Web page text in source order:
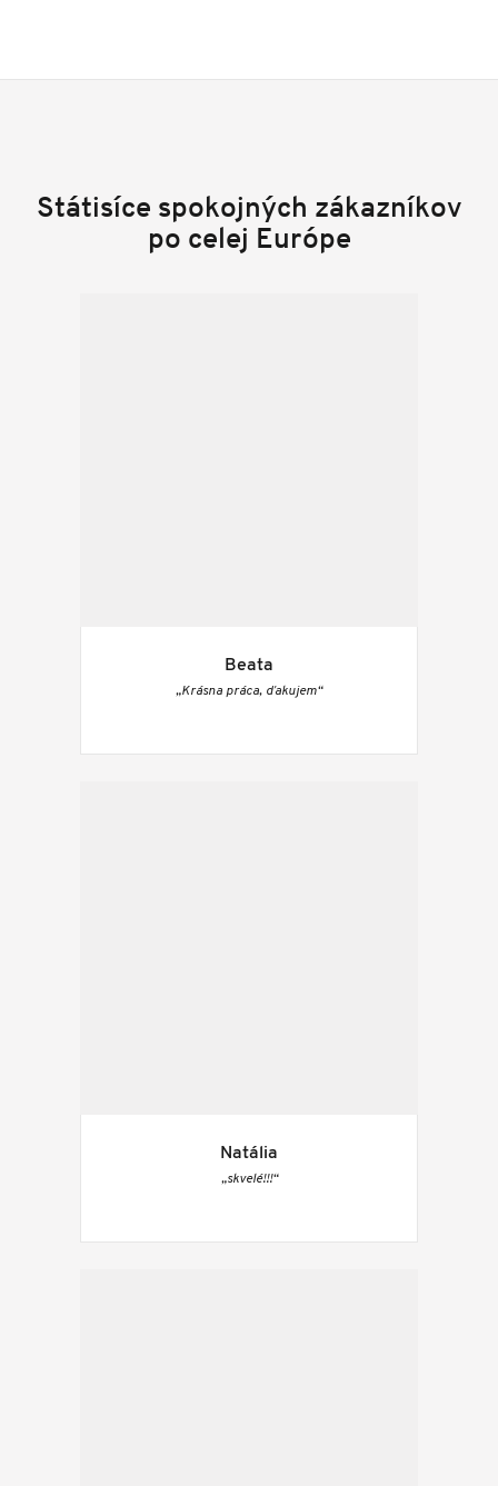
Státisíce spokojných zákazníkov
po celej Európe
Beata
„Krásna práca, ďakujem“
Natália
„skvelé!!!“